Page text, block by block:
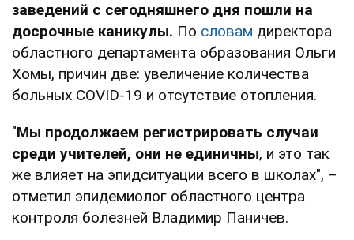
заведений с сегодняшнего дня пошли на
досрочные каникулы. По словам директора
областного департамента образования Ольги
Хомы, причин две: увеличение количества
больных COVID-19 и отсутствие отопления.
"Мы продолжаем регистрировать случаи
среди учителей, они не единичны, и это так
же влияет на эпидситуации всего в школах", –
отметил эпидемиолог областного центра
контроля болезней Владимир Паничев.